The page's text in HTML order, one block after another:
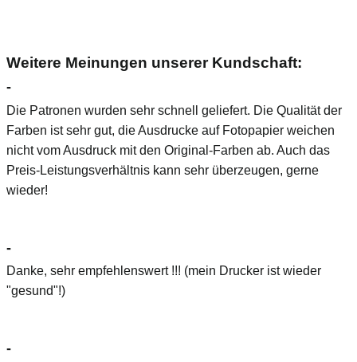
Weitere Meinungen unserer Kundschaft:
-
Die Patronen wurden sehr schnell geliefert. Die Qualität der
Farben ist sehr gut, die Ausdrucke auf Fotopapier weichen
nicht vom Ausdruck mit den Original-Farben ab. Auch das
Preis-Leistungsverhältnis kann sehr überzeugen, gerne
wieder!
-
Danke, sehr empfehlenswert !!! (mein Drucker ist wieder
"gesund"!)
-